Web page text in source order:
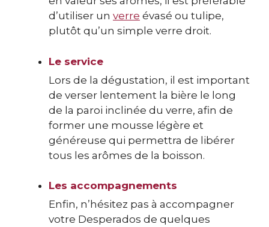
d’utiliser un verre évasé ou tulipe,
plutôt qu’un simple verre droit.
Le service
Lors de la dégustation, il est important
de verser lentement la bière le long
de la paroi inclinée du verre, afin de
former une mousse légère et
généreuse qui permettra de libérer
tous les arômes de la boisson.
Les accompagnements
Enfin, n’hésitez pas à accompagner
votre Desperados de quelques